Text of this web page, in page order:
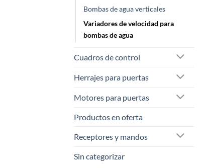
Bombas de agua verticales
Variadores de velocidad para
bombas de agua
Cuadros de control
Herrajes para puertas
Motores para puertas
Productos en oferta
Receptores y mandos
Sin categorizar